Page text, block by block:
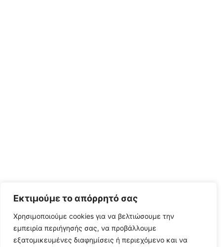
Εκτιμούμε το απόρρητό σας
Χρησιμοποιούμε cookies για να βελτιώσουμε την
εμπειρία περιήγησής σας, να προβάλλουμε
εξατομικευμένες διαφημίσεις ή περιεχόμενο και να